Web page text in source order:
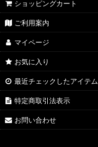
ショッピングカート
ご利用案内
マイページ
お気に入り
最近チェックしたアイテム
特定商取引法表示
お問い合わせ